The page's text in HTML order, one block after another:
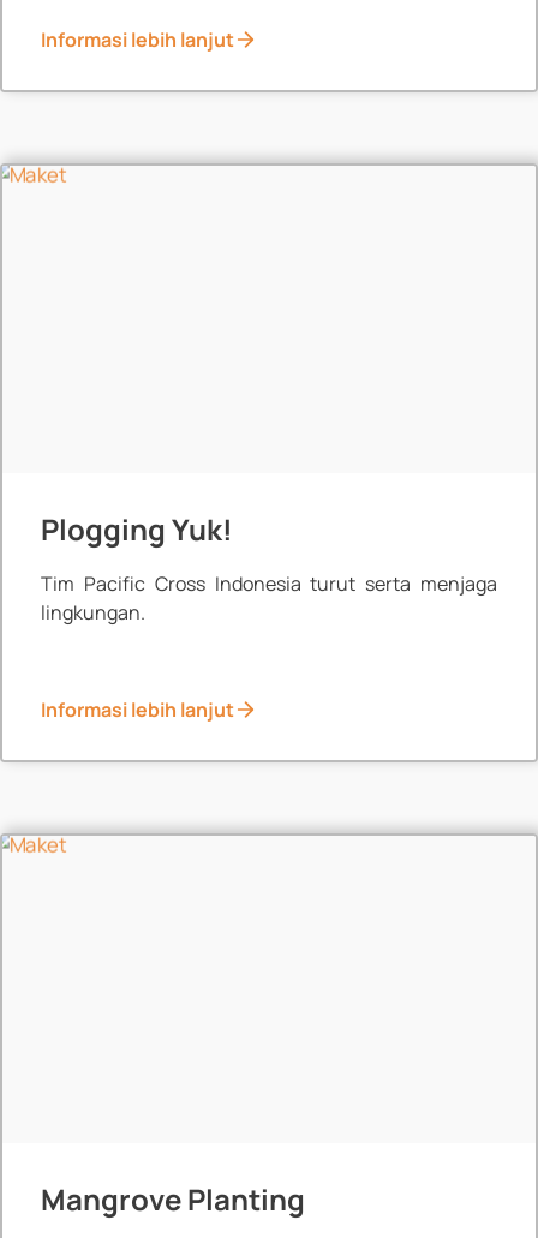
Informasi lebih lanjut
Plogging Yuk!
Tim Pacific Cross Indonesia turut serta menjaga
lingkungan.
Informasi lebih lanjut
Mangrove Planting